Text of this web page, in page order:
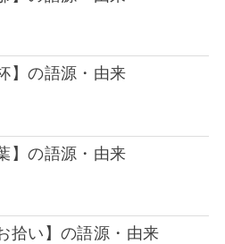
】の語源・由来
】の語源・由来
拾い】の語源・由来